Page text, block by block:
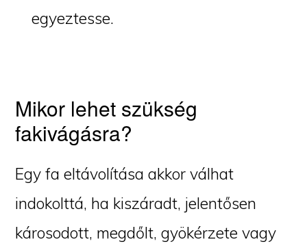
egyeztesse.
Mikor lehet szükség
fakivágásra?
Egy fa eltávolítása akkor válhat
indokolttá, ha kiszáradt, jelentősen
károsodott, megdőlt, gyökérzete vagy